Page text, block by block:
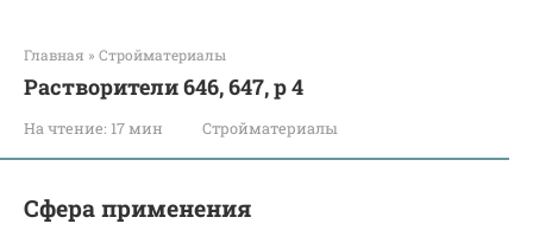
Главная » Стройматериалы
Растворители 646, 647, р 4
На чтение: 17 мин Стройматериалы
Сфера применения